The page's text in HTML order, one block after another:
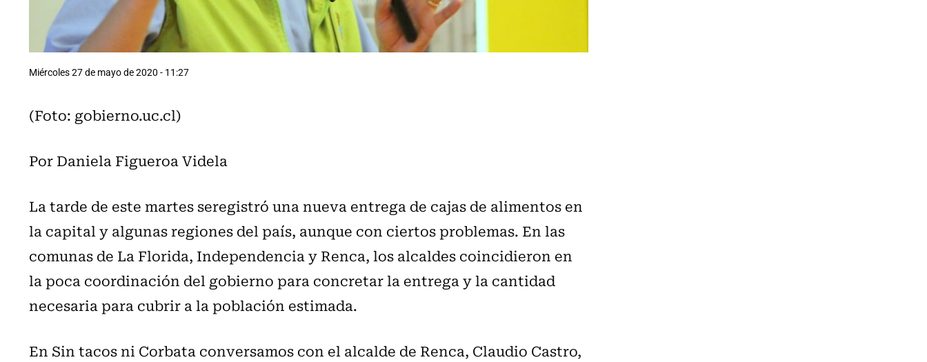
Miércoles 27 de mayo de 2020 - 11:27
(Foto: gobierno.uc.cl)
Por Daniela Figueroa Videla
La tarde de este martes seregistró una nueva entrega de cajas de alimentos en
la capital y algunas regiones del país, aunque con ciertos problemas. En las
comunas de La Florida, Independencia y Renca, los alcaldes coincidieron en
la poca coordinación del gobierno para concretar la entrega y la cantidad
necesaria para cubrir a la población estimada.
En Sin tacos ni Corbata conversamos con el alcalde de Renca, Claudio Castro,